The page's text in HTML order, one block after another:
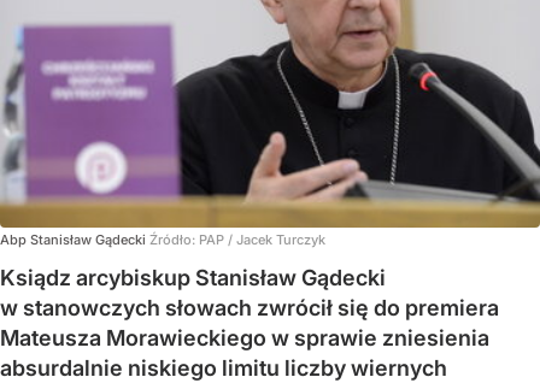
Abp Stanisław Gądecki Źródło: PAP / Jacek Turczyk
Ksiądz arcybiskup Stanisław Gądecki
w stanowczych słowach zwrócił się do premiera
Mateusza Morawieckiego w sprawie zniesienia
absurdalnie niskiego limitu liczby wiernych